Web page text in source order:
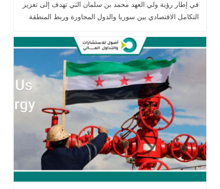
في إطار رؤية ولي العهد محمد بن سلمان التي تهدف إلى تعزيز
التكامل الاقتصادي بين سوريا والدول المجاورة وربط المنطقة